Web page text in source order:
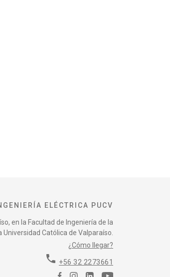
ELÉCTRICA PUCV
en la Facultad de Ingeniería de la
Universidad Católica de Valparaíso.
¿Cómo llegar?
phone +56 32 2273661